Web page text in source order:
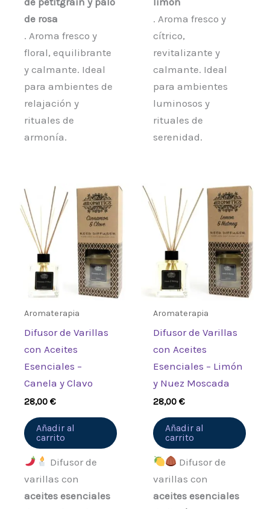
de rosa
. Aroma fresco y
floral, equilibrante
y calmante. Ideal
para ambientes de
relajación y
rituales de
armonía.
. Aroma fresco y
cítrico,
revitalizante y
calmante. Ideal
para ambientes
luminosos y
rituales de
serenidad.
Aromaterapia
Difusor de Varillas
con Aceites
Esenciales –
Canela y Clavo
28,00€
Añadir al
carrito
Difusor de
varillas con
aceites esenciales
Aromaterapia
Difusor de Varillas
con Aceites
Esenciales – Limón
y Nuez Moscada
28,00€
Añadir al
carrito
Difusor de
varillas con
aceites esenciales